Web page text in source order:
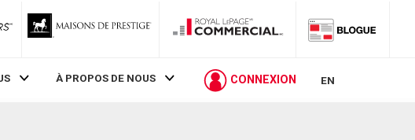
RLP
À PROPOS DE NOUS CONNEXION EN